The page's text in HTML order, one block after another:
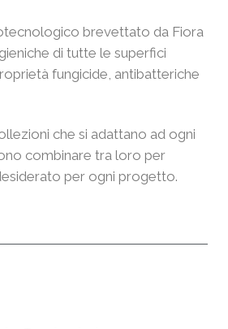
brevettato da Fiora
di tutte le superfici
fungicide, antibatteriche
che si adattano ad ogni
combinare tra loro per
per ogni progetto.